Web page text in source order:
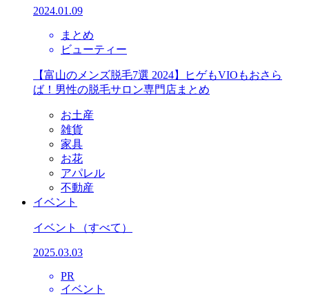
2024.01.09
まとめ
ビューティー
【富山のメンズ脱毛7選 2024】ヒゲもVIOもおさら
ば！男性の脱毛サロン専門店まとめ
お土産
雑貨
家具
お花
アパレル
不動産
イベント
イベント （すべて）
2025.03.03
PR
イベント